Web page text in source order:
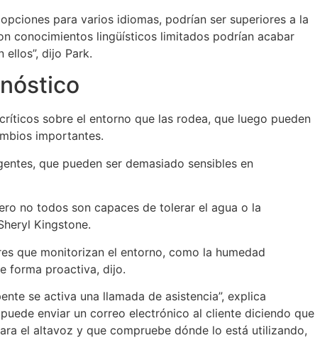
para varios idiomas, podrían ser superiores a la
conocimientos lingüísticos limitados podrían acabar
dijo Park.
sobre el entorno que las rodea, que luego pueden
importantes.
que pueden ser demasiado sensibles en
no todos son capaces de tolerar el agua o la
Kingstone.
que monitorizan el entorno, como la humedad
forma proactiva, dijo.
se activa una llamada de asistencia”, explica
enviar un correo electrónico al cliente diciendo que
el altavoz y que compruebe dónde lo está utilizando,